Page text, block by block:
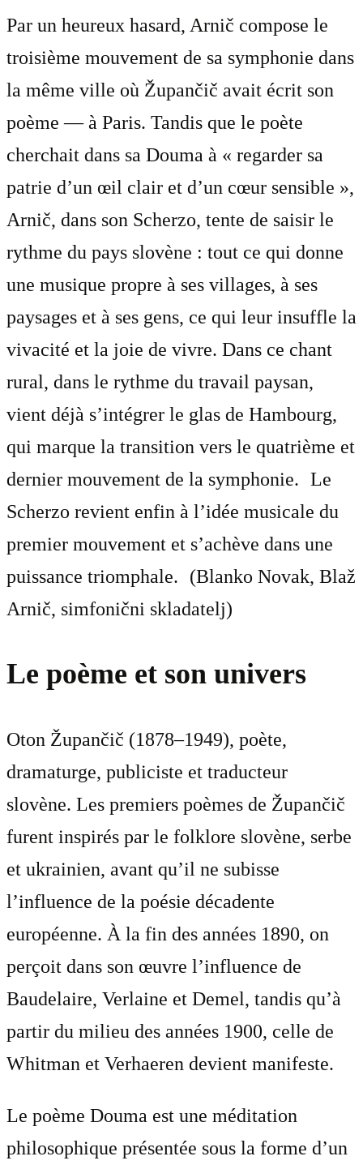
Par un heureux hasard, Arnič compose le
troisième mouvement de sa symphonie dans
la même ville où Župančič avait écrit son
poème — à Paris. Tandis que le poète
cherchait dans sa Douma à « regarder sa
patrie d’un œil clair et d’un cœur sensible »,
Arnič, dans son Scherzo, tente de saisir le
rythme du pays slovène : tout ce qui donne
une musique propre à ses villages, à ses
paysages et à ses gens, ce qui leur insuffle la
vivacité et la joie de vivre. Dans ce chant
rural, dans le rythme du travail paysan,
vient déjà s’intégrer le glas de Hambourg,
qui marque la transition vers le quatrième et
dernier mouvement de la symphonie. Le
Scherzo revient enfin à l’idée musicale du
premier mouvement et s’achève dans une
puissance triomphale. (Blanko Novak, Blaž
Arnič, simfonični skladatelj)
Le poème et son univers
Oton Župančič (1878–1949), poète,
dramaturge, publiciste et traducteur
slovène. Les premiers poèmes de Župančič
furent inspirés par le folklore slovène, serbe
et ukrainien, avant qu’il ne subisse
l’influence de la poésie décadente
européenne. À la fin des années 1890, on
perçoit dans son œuvre l’influence de
Baudelaire, Verlaine et Demel, tandis qu’à
partir du milieu des années 1900, celle de
Whitman et Verhaeren devient manifeste.
Le poème Douma est une méditation
philosophique présentée sous la forme d’un